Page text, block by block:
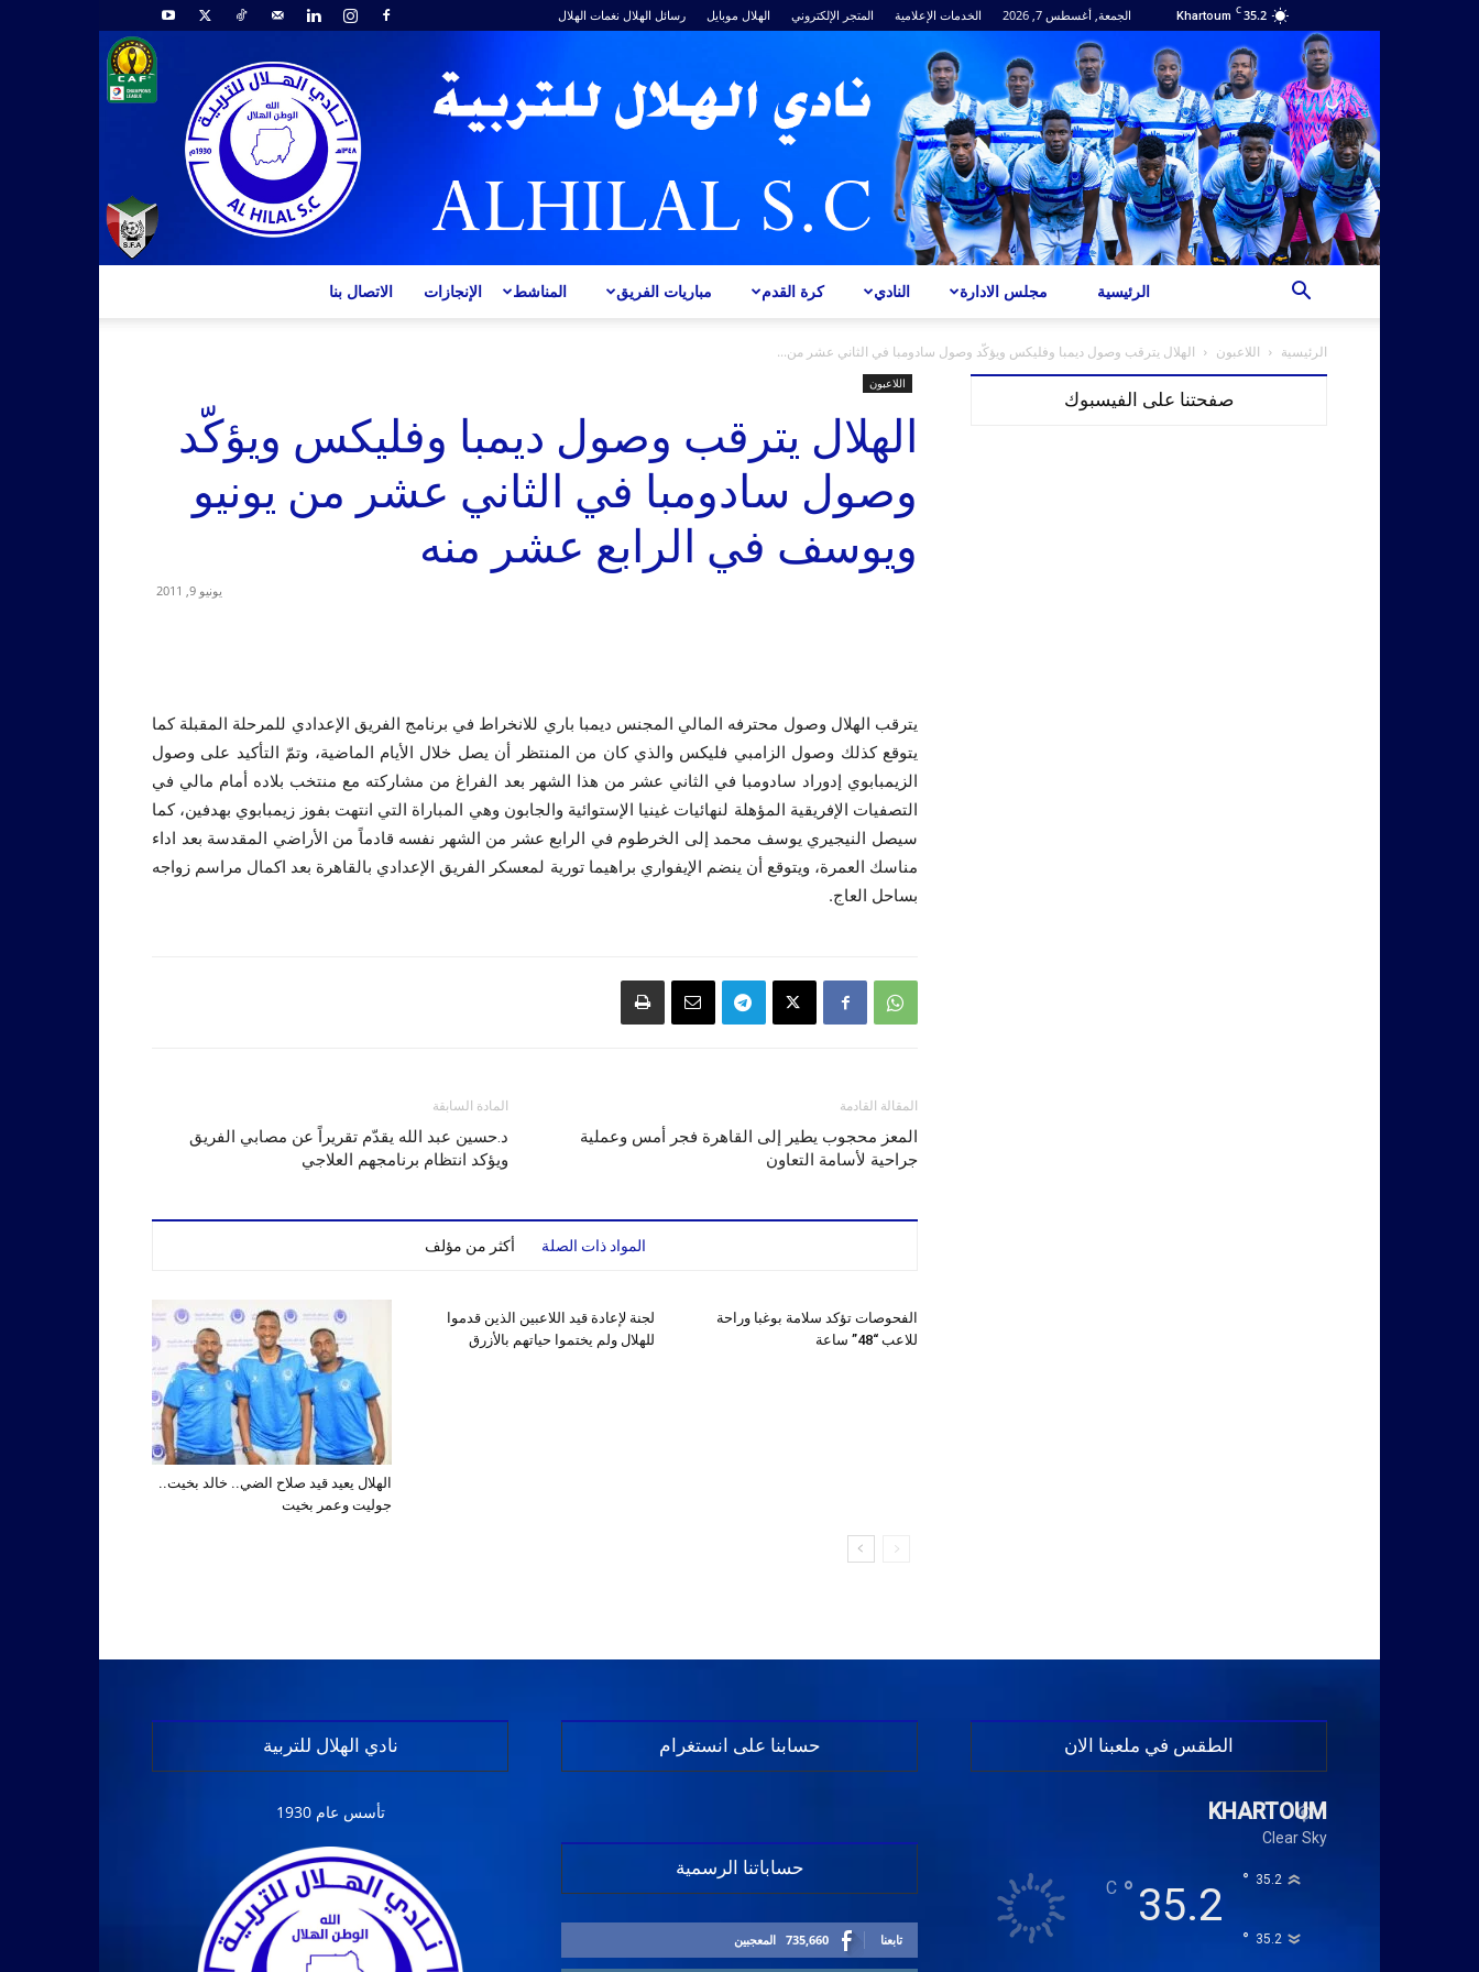
35.2
C
Khartoum الجمعة, أغسطس 7, 2026 الخدمات الإعلامية المتجر الإلكتروني الهلال موبايل رسائل الهلال نغمات الهلال
الاتصال بنا الإنجازات المناشط مباريات الفريق كرة القدم النادي مجلس الادارة الرئيسية
الرئيسية اللاعبون الهلال يترقب وصول ديمبا وفليكس ويؤكّد وصول سادومبا في الثاني عشر من...
اللاعبون
الهلال يترقب وصول ديمبا وفليكس ويؤكّد
وصول سادومبا في الثاني عشر من يونيو
ويوسف في الرابع عشر منه
يونيو 9, 2011
يترقب الهلال وصول محترفه المالي المجنس ديمبا باري للانخراط في برنامج الفريق الإعدادي للمرحلة المقبلة كما
يتوقع كذلك وصول الزامبي فليكس والذي كان من المنتظر أن يصل خلال الأيام الماضية، وتمّ التأكيد على وصول
الزيمبابوي إدوراد سادومبا في الثاني عشر من هذا الشهر بعد الفراغ من مشاركته مع منتخب بلاده أمام مالي في
التصفيات الإفريقية المؤهلة لنهائيات غينيا الإستوائية والجابون وهي المباراة التي انتهت بفوز زيمبابوي بهدفين، كما
سيصل النيجيري يوسف محمد إلى الخرطوم في الرابع عشر من الشهر نفسه قادماً من الأراضي المقدسة بعد اداء
مناسك العمرة، ويتوقع أن ينضم الإيفواري براهيما تورية لمعسكر الفريق الإعدادي بالقاهرة بعد اكمال مراسم زواجه
بساحل العاج.
المادة السابقة
د.حسين عبد الله يقدّم تقريراً عن مصابي الفريق
ويؤكد انتظام برنامجهم العلاجي
المقالة القادمة
المعز محجوب يطير إلى القاهرة فجر أمس وعملية
جراحية لأسامة التعاون
المواد ذات الصلة أكثر من مؤلف
الهلال يعيد قيد صلاح الضي.. خالد بخيت..
جوليت وعمر بخيت
لجنة لإعادة قيد اللاعبين الذين قدموا
للهلال ولم يختموا حياتهم بالأزرق
الفحوصات تؤكد سلامة بوغبا وراحة
للاعب “48” ساعة
صفحتنا على الفيسبوك
نادي الهلال للتربية
تأسس عام 1930
حسابنا على انستغرام
حساباتنا الرسمية
735,660 المعجبين تابعنا
الطقس في ملعبنا الان
KHARTOUM
Clear Sky
35.2
°
C 35.2
°
35.2
°